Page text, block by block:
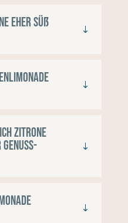
eher süß
Zitrone